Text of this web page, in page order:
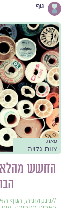
גוף
מאת
צוות גלויה
החשש מהלא
//גינקולוגיה, הגוף